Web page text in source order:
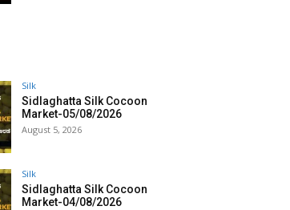
Silk
Sidlaghatta Silk Cocoon
Market-05/08/2026
August 5, 2026
Silk
Sidlaghatta Silk Cocoon
Market-04/08/2026